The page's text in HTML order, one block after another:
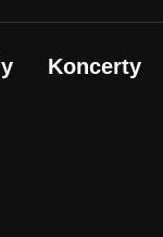
Koncerty